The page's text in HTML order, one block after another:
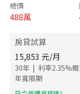
總價
488萬
房貸試算
15,853 元/月
30年 | 利率2.35%
年寬限期